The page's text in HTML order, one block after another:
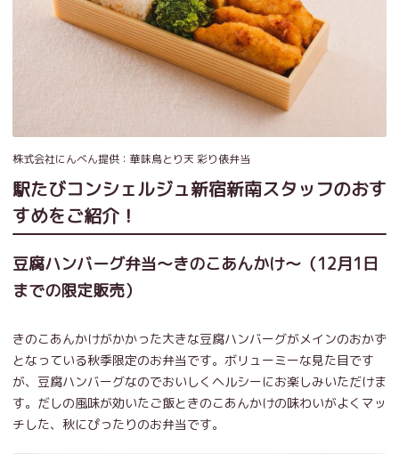
株式会社にんべん提供：華味鳥とり天 彩り俵弁当
駅たびコンシェルジュ新宿新南スタッフのおす
すめをご紹介！
豆腐ハンバーグ弁当～きのこあんかけ～（12月1日
までの限定販売）
きのこあんかけがかかった大きな豆腐ハンバーグがメインのおかず
となっている秋季限定のお弁当です。ボリューミーな見た目です
が、豆腐ハンバーグなのでおいしくヘルシーにお楽しみいただけま
す。だしの風味が効いたご飯ときのこあんかけの味わいがよくマッ
チした、秋にぴったりのお弁当です。